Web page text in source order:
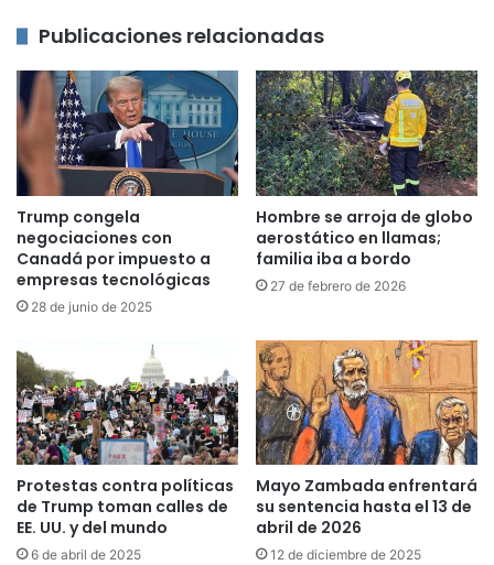
Publicaciones relacionadas
Trump congela
negociaciones con
Canadá por impuesto a
empresas tecnológicas
28 de junio de 2025
Hombre se arroja de globo
aerostático en llamas;
familia iba a bordo
27 de febrero de 2026
Protestas contra políticas
de Trump toman calles de
EE. UU. y del mundo
6 de abril de 2025
Mayo Zambada enfrentará
su sentencia hasta el 13 de
abril de 2026
12 de diciembre de 2025